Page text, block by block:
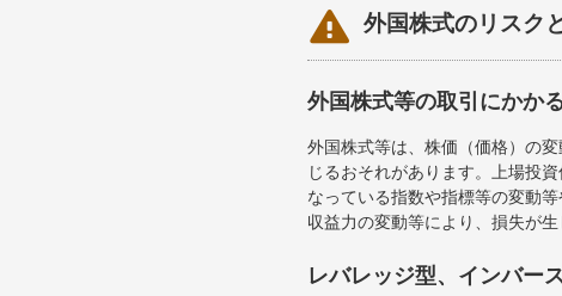
 外国株式のリスク
外国株式等の取引にかか
外国株式等は、株価（価格）の
じるおそれがあります。上場投
なっている指数や指標等の変動
収益力の変動等により、損失が生
レバレッジ型、インバー